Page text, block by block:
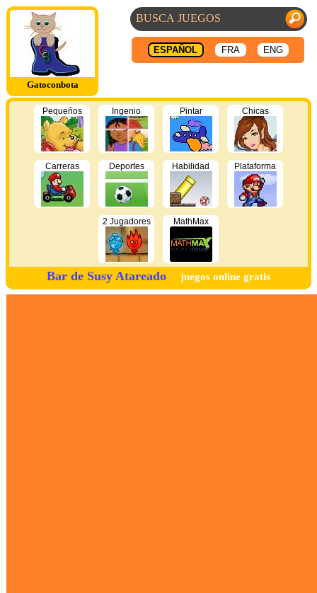
Gatoconbota
ESPAÑOL FRA ENG
Pequeños Ingenio Pintar Chicas
Carreras Deportes Habilidad Plataforma
2 Jugadores MathMax
Bar de Susy Atareado juegos online gratis